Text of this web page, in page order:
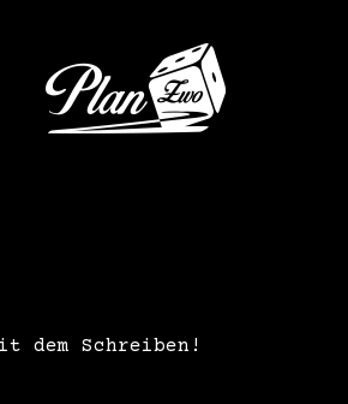
dem Schreiben!